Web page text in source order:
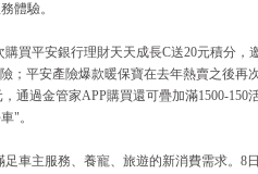
體驗。
買平安銀行理財天天成長C送20元積分，
；平安產險爆款暖保寶在去年熱賣之後再
通過金管家APP購買還可疊加滿1500-150
"。
車主服務、養寵、旅遊的新消費需求。8